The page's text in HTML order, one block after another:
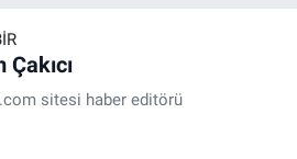
Çakıcı
sitesi haber editörü